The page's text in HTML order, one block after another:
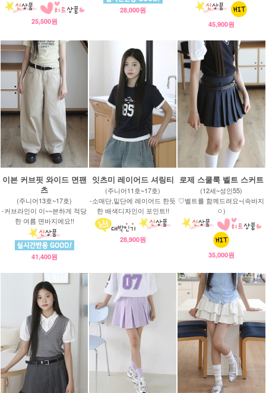
25,500원
28,000원
45,900원
이븐 커브핏 와이드 면팬
츠
(주니어13호~17호)
-커브라인이 이~~븐하게 적당
한 여름 면바지에요!!
41,400원
잇츠미 레이어드 셔링티
(주니어11호~17호)
-소매단,밑단에 레이어드 한듯
한 배색디자인이 포인트!!
28,900원
로제 스쿨룩 벨트 스커트
(12세~성인55)
♡벨트를 함께드려요~(속바지
ㅇ)
35,000원